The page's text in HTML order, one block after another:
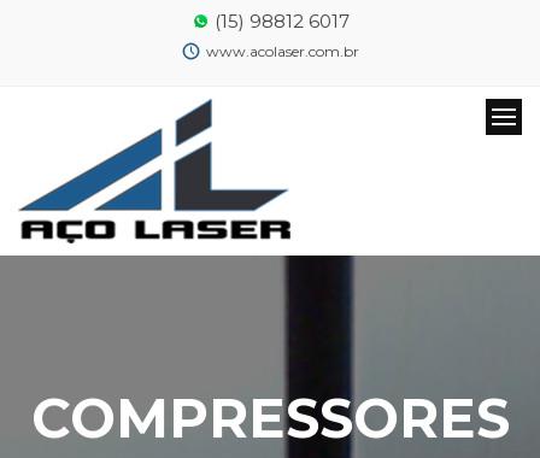
(15) 98812 6017
www.acolaser.com.br
COMPRESSORES